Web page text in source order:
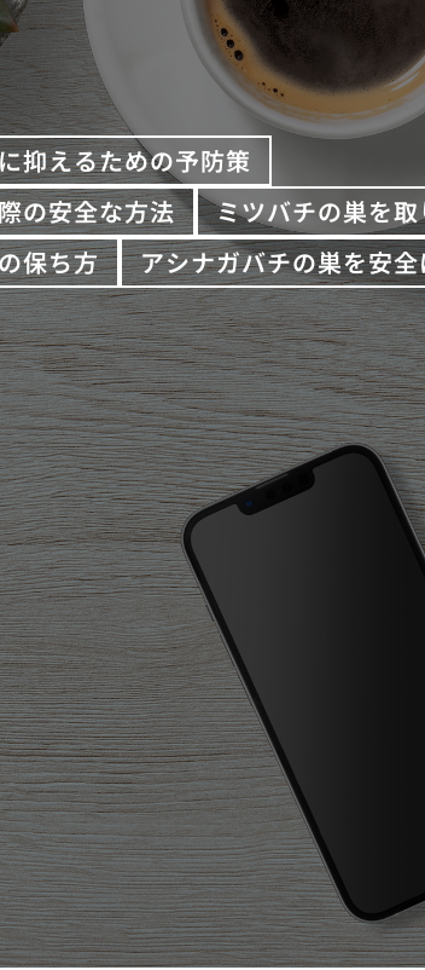
抑えるための予防策
の安全な方法
ミツバチの巣を
保ち方
アシナガバチの巣を安